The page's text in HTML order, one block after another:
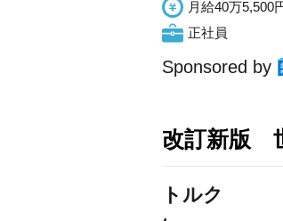
月給40万5,500
正社員
Sponsored by
改訂新版
トルク